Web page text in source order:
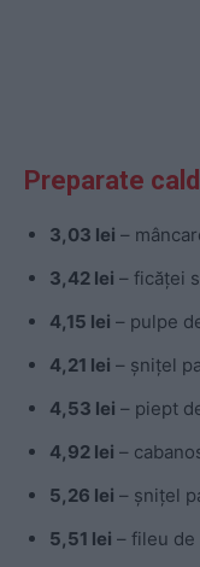
Preparate
3,03 lei –
3,42 lei – ficăței
4,15 lei – pulpe
4,21 lei – șnițel
4,53 lei – piept
4,92 lei –
5,26 lei – șnițel
5,51 lei – fileu de